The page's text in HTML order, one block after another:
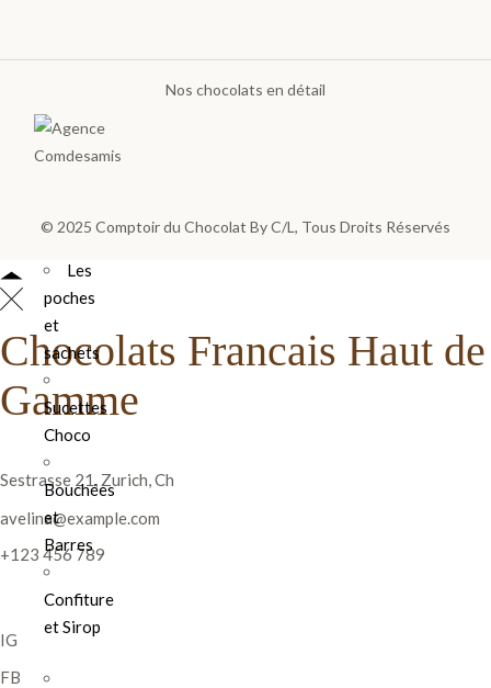
GOURMANDISES
Les
poches
et
sachets
Sucettes
Choco
Bouchées
et
Barres
Confiture
et Sirop
Nos chocolats en détail
© 2025 Comptoir du Chocolat By C/L , Tous Droits Réservés
Chocolats Francais Haut de
Gamme
Sestrasse 21, Zurich, Ch
avelina@example.com
+123 456 789
IG
FB